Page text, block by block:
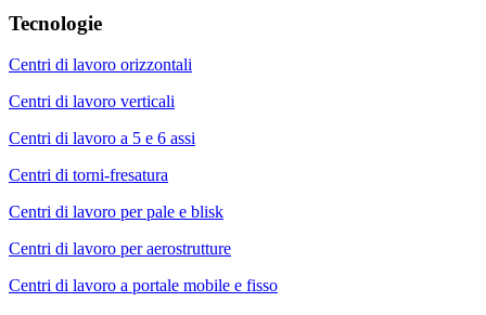
Tecnologie
Centri di lavoro orizzontali
Centri di lavoro verticali
Centri di lavoro a 5 e 6 assi
Centri di torni-fresatura
Centri di lavoro per pale e blisk
Centri di lavoro per aerostrutture
Centri di lavoro a portale mobile e fisso